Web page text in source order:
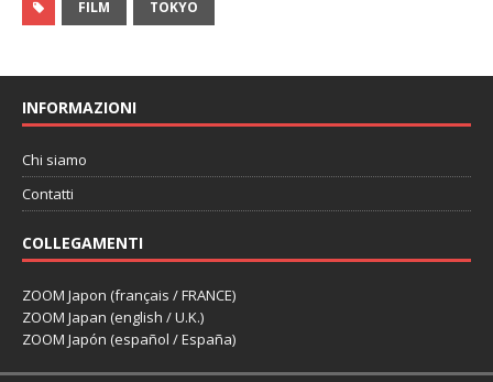
FILM TOKYO
INFORMAZIONI
Chi siamo
Contatti
COLLEGAMENTI
ZOOM Japon (français / FRANCE)
ZOOM Japan (english / U.K.)
ZOOM Japón (español / España)